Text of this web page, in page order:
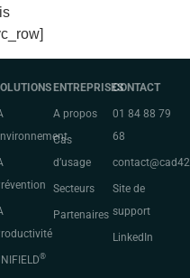
®
ENTREPRISES
A propos
Cas
d’usage
Secteurs
Partenaires
CONTACT
01 84 88 79
68
Site de
support
LinkedIn